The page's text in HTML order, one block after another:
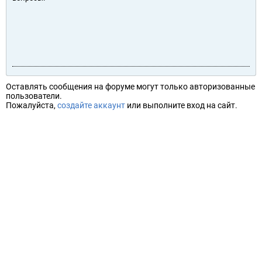
Оставлять сообщения на форуме могут только авторизованные
пользователи.
Пожалуйста, создайте аккаунт или выполните вход на сайт.